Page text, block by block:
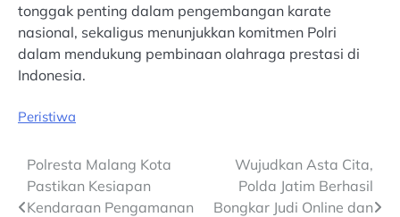
tonggak penting dalam pengembangan karate
nasional, sekaligus menunjukkan komitmen Polri
dalam mendukung pembinaan olahraga prestasi di
Indonesia.
Peristiwa
Post
navigation
Polresta Malang Kota
Pastikan Kesiapan
Kendaraan Pengamanan
Wujudkan Asta Cita,
Polda Jatim Berhasil
Bongkar Judi Online dan